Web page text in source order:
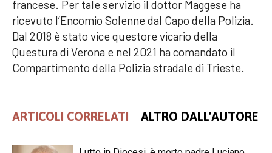
francese. Per tale servizio il dottor Maggese ha
ricevuto l’Encomio Solenne dal Capo della Polizia.
Dal 2018 è stato vice questore vicario della
Questura di Verona e nel 2021 ha comandato il
Compartimento della Polizia stradale di Trieste.
ARTICOLI CORRELATI ALTRO DALL'AUTORE